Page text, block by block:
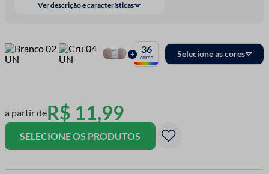
Ver descrição e características
+ 36
cores Selecione as cores
a partir deR$ 11,99
SELECIONE OS PRODUTOS